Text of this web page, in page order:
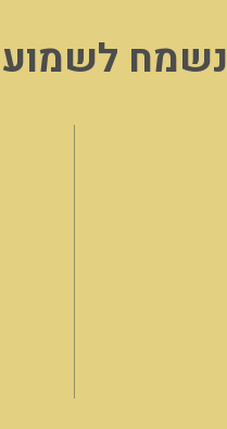
נשמח